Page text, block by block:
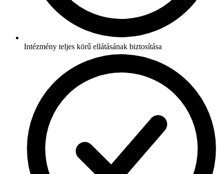
Intézmény teljes körű ellátásának biztosítása